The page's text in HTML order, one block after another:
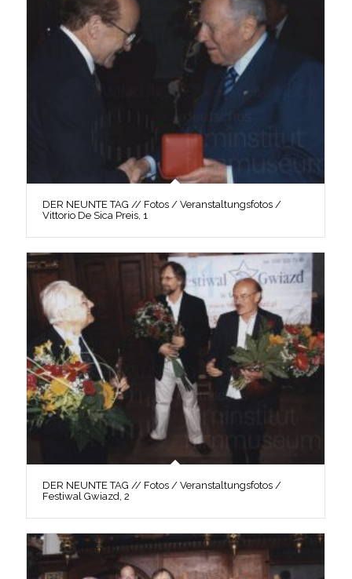
DER NEUNTE TAG // Fotos / Veranstaltungsfotos /
Vittorio De Sica Preis, 1
DER NEUNTE TAG // Fotos / Veranstaltungsfotos /
Festiwal Gwiazd, 2